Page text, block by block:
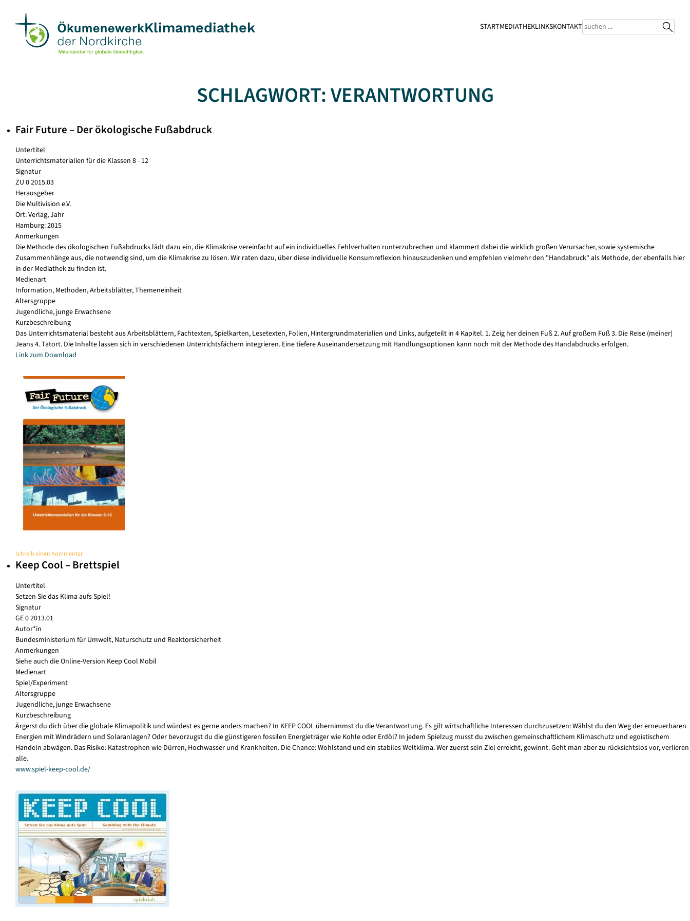
content
Klimamediathek STARTMEDIATHEKLINKSKONTAKT
SCHLAGWORT:VERANTWORTUNG
Fair Future – Der ökologische Fußabdruck
Untertitel
Unterrichtsmaterialien für die Klassen 8 - 12
Signatur
ZU 0 2015.03
Herausgeber
Die Multivision e.V.
Ort: Verlag, Jahr
Hamburg: 2015
Anmerkungen
Die Methode des ökologischen Fußabdrucks lädt dazu ein, die Klimakrise vereinfacht auf ein individuelles Fehlverhalten runterzubrechen und klammert dabei die wirklich großen Verursacher, sowie systemische
Zusammenhänge aus, die notwendig sind, um die Klimakrise zu lösen. Wir raten dazu, über diese individuelle Konsumreflexion hinauszudenken und empfehlen vielmehr den "Handabruck" als Methode, der ebenfalls hier
in der Mediathek zu finden ist.
Medienart
Information, Methoden, Arbeitsblätter, Themeneinheit
Altersgruppe
Jugendliche, junge Erwachsene
Kurzbeschreibung
Das Unterrichtsmaterial besteht aus Arbeitsblättern, Fachtexten, Spielkarten, Lesetexten, Folien, Hintergrundmaterialien und Links, aufgeteilt in 4 Kapitel. 1. Zeig her deinen Fuß 2. Auf großem Fuß 3. Die Reise (meiner)
Jeans 4. Tatort. Die Inhalte lassen sich in verschiedenen Unterrichtsfächern integrieren. Eine tiefere Auseinandersetzung mit Handlungsoptionen kann noch mit der Methode des Handabdrucks erfolgen.
Link zum Download
schreib einen Kommentar
Keep Cool – Brettspiel
Untertitel
Setzen Sie das Klima aufs Spiel!
Signatur
GE 0 2013.01
Autor*in
Bundesministerium für Umwelt, Naturschutz und Reaktorsicherheit
Anmerkungen
Siehe auch die Online-Version Keep Cool Mobil
Medienart
Spiel/Experiment
Altersgruppe
Jugendliche, junge Erwachsene
Kurzbeschreibung
Ärgerst du dich über die globale Klimapolitik und würdest es gerne anders machen? In KEEP COOL übernimmst du die Verantwortung. Es gilt wirtschaftliche Interessen durchzusetzen: Wählst du den Weg der erneuerbaren
Energien mit Windrädern und Solaranlagen? Oder bevorzugst du die günstigeren fossilen Energieträger wie Kohle oder Erdöl? In jedem Spielzug musst du zwischen gemeinschaftlichem Klimaschutz und egoistischem
Handeln abwägen. Das Risiko: Katastrophen wie Dürren, Hochwasser und Krankheiten. Die Chance: Wohlstand und ein stabiles Weltklima. Wer zuerst sein Ziel erreicht, gewinnt. Geht man aber zu rücksichtslos vor, verlieren
alle.
www.spiel-keep-cool.de/